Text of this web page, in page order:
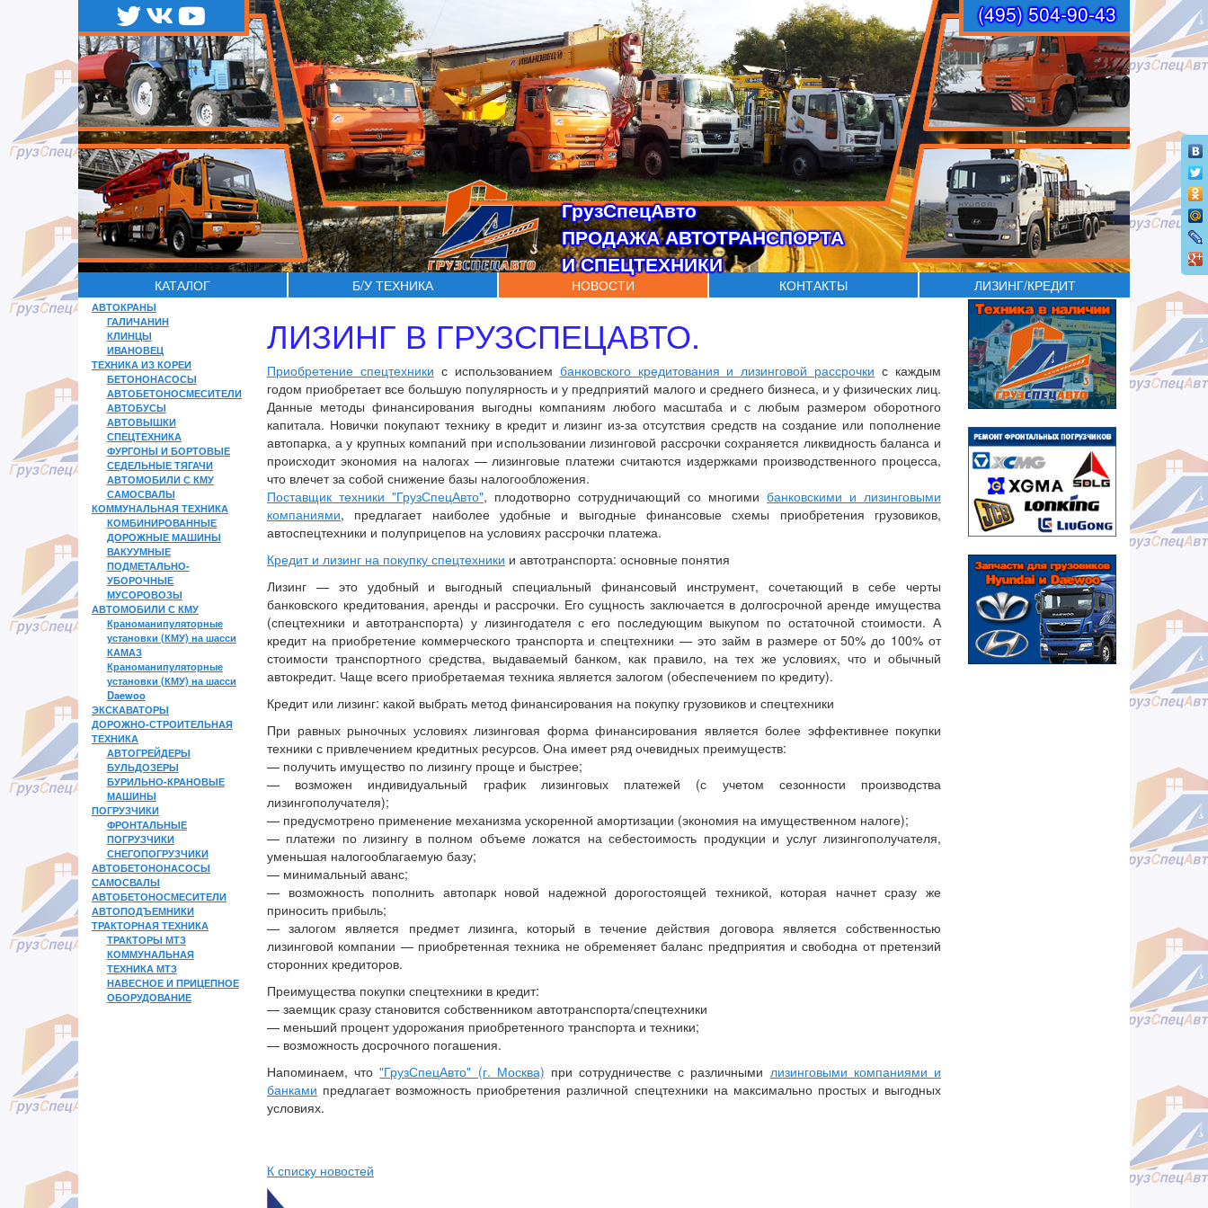
ГрузСпецАвто
ПРОДАЖА АВТОТРАНСПОРТА
И СПЕЦТЕХНИКИ
(495) 504-90-43
КАТАЛОГ Б/У ТЕХНИКА НОВОСТИ КОНТАКТЫ ЛИЗИНГ/КРЕДИТ
АВТОКРАНЫ
ГАЛИЧАНИН
КЛИНЦЫ
ИВАНОВЕЦ
ТЕХНИКА ИЗ КОРЕИ
БЕТОНОНАСОСЫ
АВТОБЕТОНОСМЕСИТЕЛИ
АВТОБУСЫ
АВТОВЫШКИ
СПЕЦТЕХНИКА
ФУРГОНЫ И БОРТОВЫЕ
СЕДЕЛЬНЫЕ ТЯГАЧИ
АВТОМОБИЛИ С КМУ
САМОСВАЛЫ
КОММУНАЛЬНАЯ ТЕХНИКА
КОМБИНИРОВАННЫЕ
ДОРОЖНЫЕ МАШИНЫ
ВАКУУМНЫЕ
ПОДМЕТАЛЬНО-
УБОРОЧНЫЕ
МУСОРОВОЗЫ
АВТОМОБИЛИ С КМУ
Краноманипуляторные
установки (КМУ) на шасси
КАМАЗ
Краноманипуляторные
установки (КМУ) на шасси
Daewoo
ЭКСКАВАТОРЫ
ДОРОЖНО-СТРОИТЕЛЬНАЯ
ТЕХНИКА
АВТОГРЕЙДЕРЫ
БУЛЬДОЗЕРЫ
БУРИЛЬНО-КРАНОВЫЕ
МАШИНЫ
ПОГРУЗЧИКИ
ФРОНТАЛЬНЫЕ
ПОГРУЗЧИКИ
СНЕГОПОГРУЗЧИКИ
АВТОБЕТОНОНАСОСЫ
САМОСВАЛЫ
АВТОБЕТОНОСМЕСИТЕЛИ
АВТОПОДЪЕМНИКИ
ТРАКТОРНАЯ ТЕХНИКА
ТРАКТОРЫ МТЗ
КОММУНАЛЬНАЯ
ТЕХНИКА МТЗ
НАВЕСНОЕ И ПРИЦЕПНОЕ
ОБОРУДОВАНИЕ
ЛИЗИНГ В ГРУЗСПЕЦАВТО.
Приобретение спецтехники с использованием банковского кредитования и лизинговой рассрочки с каждым
годом приобретает все большую популярность и у предприятий малого и среднего бизнеса, и у физических лиц.
Данные методы финансирования выгодны компаниям любого масштаба и с любым размером оборотного
капитала. Новички покупают технику в кредит и лизинг из-за отсутствия средств на создание или пополнение
автопарка, а у крупных компаний при использовании лизинговой рассрочки сохраняется ликвидность баланса и
происходит экономия на налогах — лизинговые платежи считаются издержками производственного процесса,
что влечет за собой снижение базы налогообложения.
Поставщик техники "ГрузСпецАвто", плодотворно сотрудничающий со многими банковскими и лизинговыми
компаниями, предлагает наиболее удобные и выгодные финансовые схемы приобретения грузовиков,
автоспецтехники и полуприцепов на условиях рассрочки платежа.
Кредит и лизинг на покупку спецтехники и автотранспорта: основные понятия
Лизинг — это удобный и выгодный специальный финансовый инструмент, сочетающий в себе черты
банковского кредитования, аренды и рассрочки. Его сущность заключается в долгосрочной аренде имущества
(спецтехники и автотранспорта) у лизингодателя с его последующим выкупом по остаточной стоимости. А
кредит на приобретение коммерческого транспорта и спецтехники — это займ в размере от 50% до 100% от
стоимости транспортного средства, выдаваемый банком, как правило, на тех же условиях, что и обычный
автокредит. Чаще всего приобретаемая техника является залогом (обеспечением по кредиту).
Кредит или лизинг: какой выбрать метод финансирования на покупку грузовиков и спецтехники
При равных рыночных условиях лизинговая форма финансирования является более эффективнее покупки
техники с привлечением кредитных ресурсов. Она имеет ряд очевидных преимуществ:
— получить имущество по лизингу проще и быстрее;
— возможен индивидуальный график лизинговых платежей (с учетом сезонности производства
лизингополучателя);
— предусмотрено применение механизма ускоренной амортизации (экономия на имущественном налоге);
— платежи по лизингу в полном объеме ложатся на себестоимость продукции и услуг лизингополучателя,
уменьшая налогооблагаемую базу;
— минимальный аванс;
— возможность пополнить автопарк новой надежной дорогостоящей техникой, которая начнет сразу же
приносить прибыль;
— залогом является предмет лизинга, который в течение действия договора является собственностью
лизинговой компании — приобретенная техника не обременяет баланс предприятия и свободна от претензий
сторонних кредиторов.
Преимущества покупки спецтехники в кредит:
— заемщик сразу становится собственником автотранспорта/спецтехники
— меньший процент удорожания приобретенного транспорта и техники;
— возможность досрочного погашения.
Напоминаем, что"ГрузСпецАвто" (г. Москва) при сотрудничестве с различными лизинговыми компаниями и
банками предлагает возможность приобретения различной спецтехники на максимально простых и выгодных
условиях.
К списку новостей